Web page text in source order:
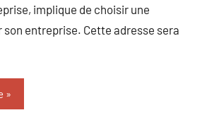
implique de choisir une
son entreprise. Cette adresse sera